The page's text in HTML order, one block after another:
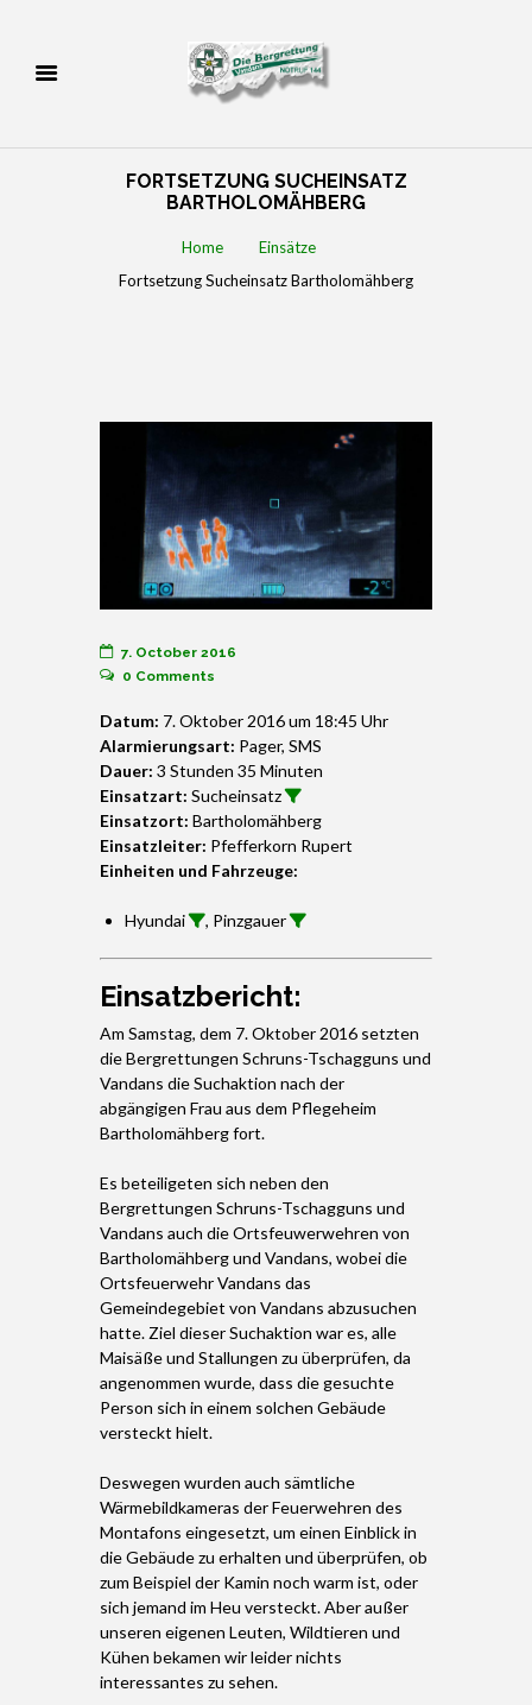
FORTSETZUNG SUCHEINSATZ
BARTHOLOMÄHBERG
Home
Einsätze
Fortsetzung Sucheinsatz Bartholomähberg
7. October 2016
0 Comments
Datum: 7. Oktober 2016 um 18:45 Uhr
Alarmierungsart: Pager, SMS
Dauer: 3 Stunden 35 Minuten
Einsatzart: Sucheinsatz
Einsatzort: Bartholomähberg
Einsatzleiter: Pfefferkorn Rupert
Einheiten und Fahrzeuge:
Hyundai , Pinzgauer
Einsatzbericht:
Am Samstag, dem 7. Oktober 2016 setzten
die Bergrettungen Schruns-Tschagguns und
Vandans die Suchaktion nach der
abgängigen Frau aus dem Pflegeheim
Bartholomähberg fort.
Es beteiligeten sich neben den
Bergrettungen Schruns-Tschagguns und
Vandans auch die Ortsfeuwerwehren von
Bartholomähberg und Vandans, wobei die
Ortsfeuerwehr Vandans das
Gemeindegebiet von Vandans abzusuchen
hatte. Ziel dieser Suchaktion war es, alle
Maisäße und Stallungen zu überprüfen, da
angenommen wurde, dass die gesuchte
Person sich in einem solchen Gebäude
versteckt hielt.
Deswegen wurden auch sämtliche
Wärmebildkameras der Feuerwehren des
Montafons eingesetzt, um einen Einblick in
die Gebäude zu erhalten und überprüfen, ob
zum Beispiel der Kamin noch warm ist, oder
sich jemand im Heu versteckt. Aber außer
unseren eigenen Leuten, Wildtieren und
Kühen bekamen wir leider nichts
interessantes zu sehen.